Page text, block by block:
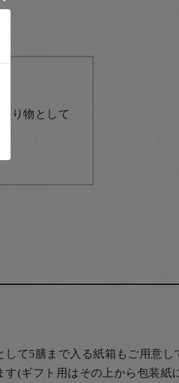
り物として
て5膳まで入る紙箱もご用意し
(ギフト用はその上から包装紙